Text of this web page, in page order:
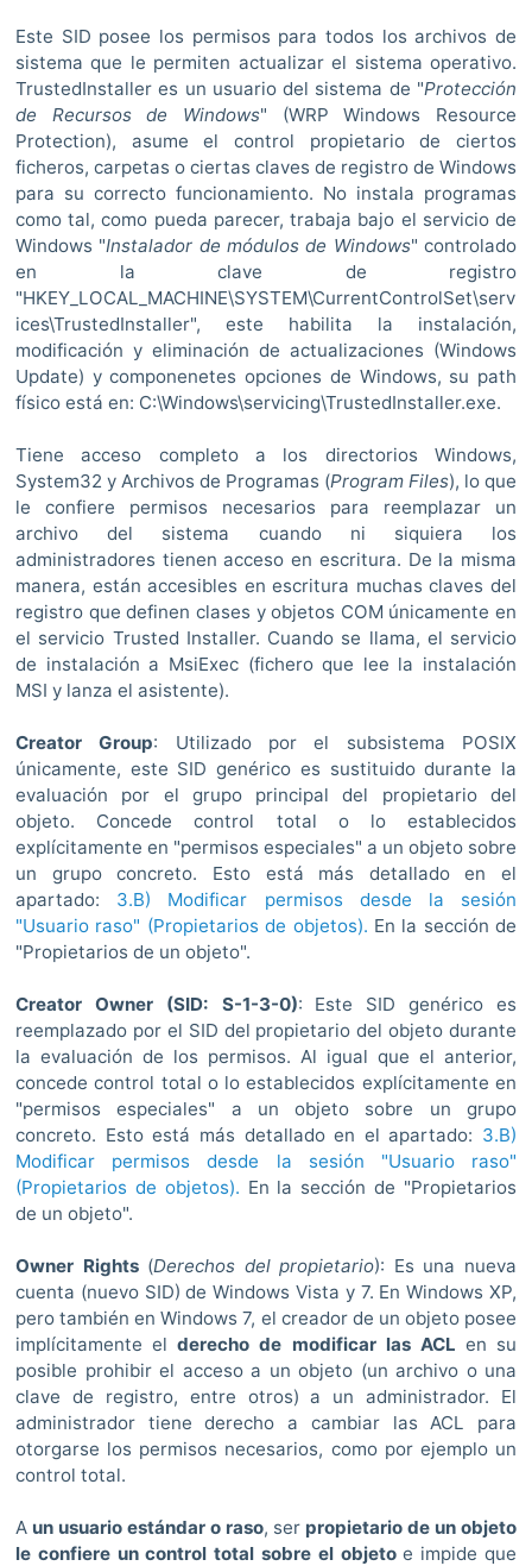
Este SID posee los permisos para todos los archivos de
sistema que le permiten actualizar el sistema operativo.
TrustedInstaller es un usuario del sistema de "Protección
de Recursos de Windows" (WRP Windows Resource
Protection), asume el control propietario de ciertos
ficheros, carpetas o ciertas claves de registro de Windows
para su correcto funcionamiento. No instala programas
como tal, como pueda parecer, trabaja bajo el servicio de
Windows "Instalador de módulos de Windows" controlado
en la clave de registro
"HKEY_LOCAL_MACHINE\SYSTEM\CurrentControlSet\serv
ices\TrustedInstaller", este habilita la instalación,
modificación y eliminación de actualizaciones (Windows
Update) y componenetes opciones de Windows, su path
físico está en: C:\Windows\servicing\TrustedInstaller.exe.
Tiene acceso completo a los directorios Windows,
System32 y Archivos de Programas (Program Files), lo que
le confiere permisos necesarios para reemplazar un
archivo del sistema cuando ni siquiera los
administradores tienen acceso en escritura. De la misma
manera, están accesibles en escritura muchas claves del
registro que definen clases y objetos COM únicamente en
el servicio Trusted Installer. Cuando se llama, el servicio
de instalación a MsiExec (fichero que lee la instalación
MSI y lanza el asistente).
Creator Group: Utilizado por el subsistema POSIX
únicamente, este SID genérico es sustituido durante la
evaluación por el grupo principal del propietario del
objeto. Concede control total o lo establecidos
explícitamente en "permisos especiales" a un objeto sobre
un grupo concreto. Esto está más detallado en el
apartado: 3.B) Modificar permisos desde la sesión
"Usuario raso" (Propietarios de objetos). En la sección de
"Propietarios de un objeto".
Creator Owner (SID: S-1-3-0): Este SID genérico es
reemplazado por el SID del propietario del objeto durante
la evaluación de los permisos. Al igual que el anterior,
concede control total o lo establecidos explícitamente en
"permisos especiales" a un objeto sobre un grupo
concreto. Esto está más detallado en el apartado: 3.B)
Modificar permisos desde la sesión "Usuario raso"
(Propietarios de objetos). En la sección de "Propietarios
de un objeto".
Owner Rights(Derechos del propietario): Es una nueva
cuenta (nuevo SID) de Windows Vista y 7. En Windows XP,
pero también en Windows 7, el creador de un objeto posee
implícitamente elderecho de modificar las ACL en su
posible prohibir el acceso a un objeto (un archivo o una
clave de registro, entre otros) a un administrador. El
administrador tiene derecho a cambiar las ACL para
otorgarse los permisos necesarios, como por ejemplo un
control total.
A un usuario estándar o raso, ser propietario de un objeto
le confiere un control total sobre el objetoe impide que